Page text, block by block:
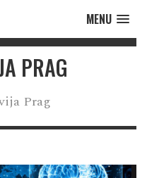
MENU
PRAG
Prag